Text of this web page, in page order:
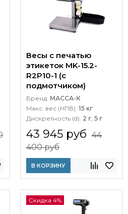
Весы с печатью
этикеток MK-15.2-
R2P10-1 (с
подмотчиком)
Бренд: МАССА-К
Макс. вес (НПВ): 15 кг
Дискретность (d): 2 г, 5 г
43 945 руб 44
400 руб
В КОРЗИНУ
Скидка 4%